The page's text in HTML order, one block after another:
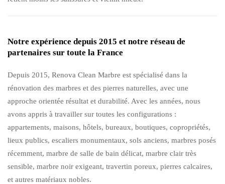
Notre expérience depuis 2015 et notre réseau de
partenaires sur toute la France
Depuis 2015, Renova Clean Marbre est spécialisé dans la
rénovation des marbres et des pierres naturelles, avec une
approche orientée résultat et durabilité. Avec les années, nous
avons appris à travailler sur toutes les configurations :
appartements, maisons, hôtels, bureaux, boutiques, copropriétés,
lieux publics, escaliers monumentaux, sols anciens, marbres posés
récemment, marbre de salle de bain délicat, marbre clair très
sensible, marbre noir exigeant, travertin poreux, pierres calcaires,
et autres matériaux nobles.